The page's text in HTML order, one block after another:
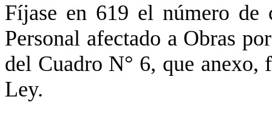
Fíjase en 619 el número de
Personal afectado a Obras
del Cuadro N° 6, que anexo,
Ley.